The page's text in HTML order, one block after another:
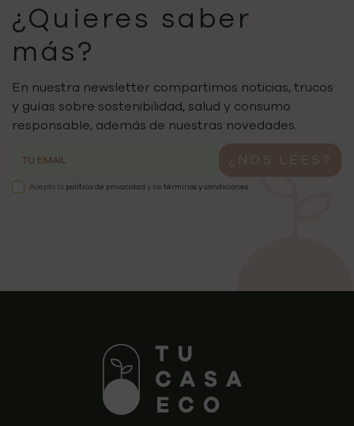
¿Quieres saber
más?
En nuestra newsletter compartimos noticias, trucos
y guías sobre sostenibilidad, salud y consumo
responsable, además de nuestras novedades.
¿NOS LEES?
Acepto la política de privacidad y lostérminos y condiciones